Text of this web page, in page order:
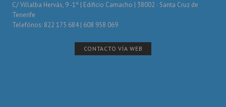
C/ Villalba Hervás, 9 -1º | Edificio Camacho | 38002 · Santa Cruz de
Tenerife
Telefónos: 822 175 684 | 608 958 069
CONTACTO VÍA WEB